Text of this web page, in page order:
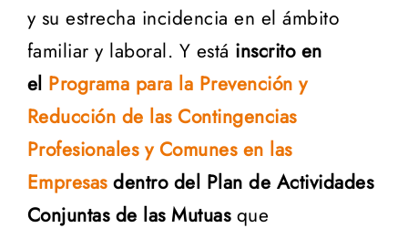
y su estrecha incidencia en el ámbito
familiar y laboral. Y está inscrito en
el Programa para la Prevención y
Reducción de las Contingencias
Profesionales y Comunes en las
Empresas dentro del Plan de Actividades
Conjuntas de las Mutuasque